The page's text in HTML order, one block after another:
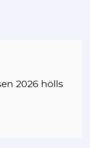
2026 hölls